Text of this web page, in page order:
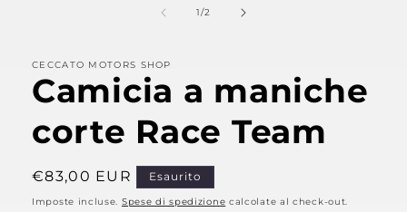
1/su
2
CECCATO MOTORS SHOP
Camicia a maniche
corte Race Team
Prezzo
di
€83,00 EUR Esaurito
Imposte incluse. Spese di spedizione calcolate al check-out.